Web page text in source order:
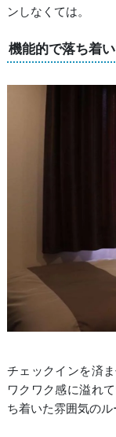
ンしなくては。
機能的で落ち着
チェックインを済
ワクワク感に溢れ
ち着いた雰囲気のル